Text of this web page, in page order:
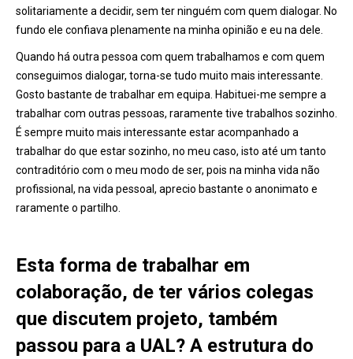
solitariamente a decidir, sem ter ninguém com quem dialogar. No
fundo ele confiava plenamente na minha opinião e eu na dele.
Quando há outra pessoa com quem trabalhamos e com quem
conseguimos dialogar, torna-se tudo muito mais interessante.
Gosto bastante de trabalhar em equipa. Habituei-me sempre a
trabalhar com outras pessoas, raramente tive trabalhos sozinho.
É sempre muito mais interessante estar acompanhado a
trabalhar do que estar sozinho, no meu caso, isto até um tanto
contraditório com o meu modo de ser, pois na minha vida não
profissional, na vida pessoal, aprecio bastante o anonimato e
raramente o partilho.
Esta forma de trabalhar em
colaboração, de ter vários colegas
que discutem projeto, também
passou para a UAL? A estrutura do